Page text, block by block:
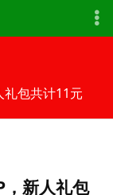
礼包共计11元
新人礼包